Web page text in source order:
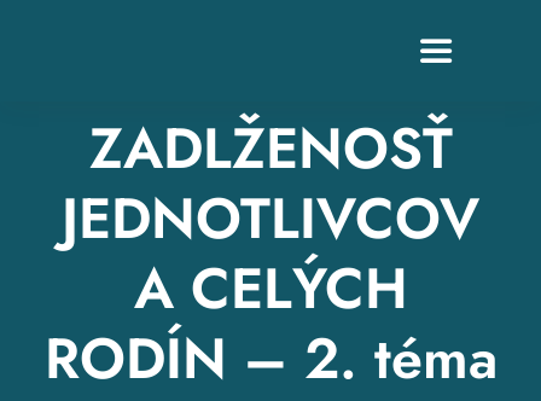
Toggle
ZADLŽENOSŤ
JEDNOTLIVCOV
A CELÝCH
RODÍN – 2. téma